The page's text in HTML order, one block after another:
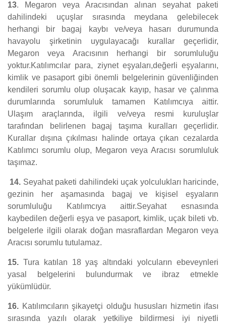
13. Megaron veya Aracısından alınan seyahat paketi
dahilindeki uçuşlar sırasında meydana gelebilecek
herhangi bir bagaj kaybı ve/veya hasarı durumunda
havayolu şirketinin uygulayacağı kurallar geçerlidir,
Megaron veya Aracısının herhangi bir sorumluluğu
yoktur.Katılımcılar para, ziynet eşyaları,değerli eşyalarını,
kimlik ve pasaport gibi önemli belgelerinin güvenliğinden
kendileri sorumlu olup oluşacak kayıp, hasar ve çalınma
durumlarında sorumluluk tamamen Katılımcıya aittir.
Ulaşım araçlarında, ilgili ve/veya resmi kuruluşlar
tarafından belirlenen bagaj taşıma kuralları geçerlidir.
Kurallar dışına çıkılması halinde ortaya çıkan cezalarda
Katılımcı sorumlu olup, Megaron veya Aracısı sorumluluk
taşımaz.
14. Seyahat paketi dahilindeki uçak yolculukları haricinde,
gezinin her aşamasında bagaj ve kişisel eşyaların
sorumluluğu Katılımcıya aittir.Seyahat esnasında
kaybedilen değerli eşya ve pasaport, kimlik, uçak bileti vb.
belgelerle ilgili olarak doğan masraflardan Megaron veya
Aracısı sorumlu tutulamaz.
15. Tura katılan 18 yaş altındaki yolcuların ebeveynleri
yasal belgelerini bulundurmak ve ibraz etmekle
yükümlüdür.
16. Katılımcıların şikayetçi olduğu hususları hizmetin ifası
sırasında yazılı olarak yetkiliye bildirmesi iyi niyetli